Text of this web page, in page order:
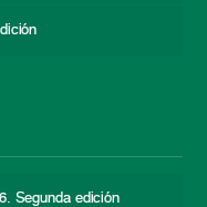
Segunda edición